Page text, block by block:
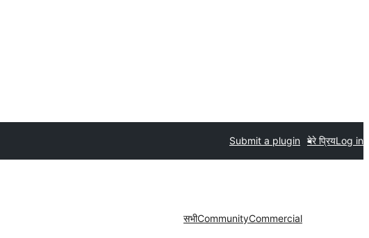
Submit a plugin मेरे प्रियLog in
सभीCommunityCommercial